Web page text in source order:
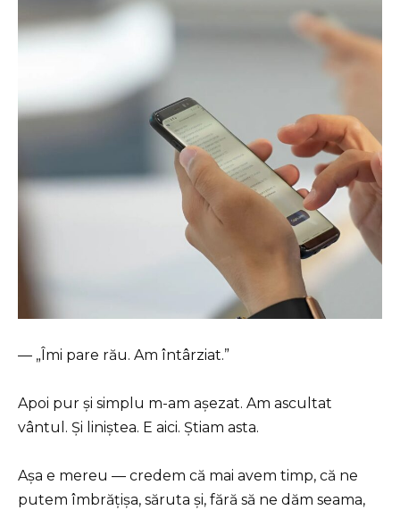
— „Îmi pare rău. Am întârziat.”
Apoi pur și simplu m-am așezat. Am ascultat
vântul. Și liniștea. E aici. Știam asta.
Așa e mereu — credem că mai avem timp, că ne
putem îmbrățișa, săruta și, fără să ne dăm seama,